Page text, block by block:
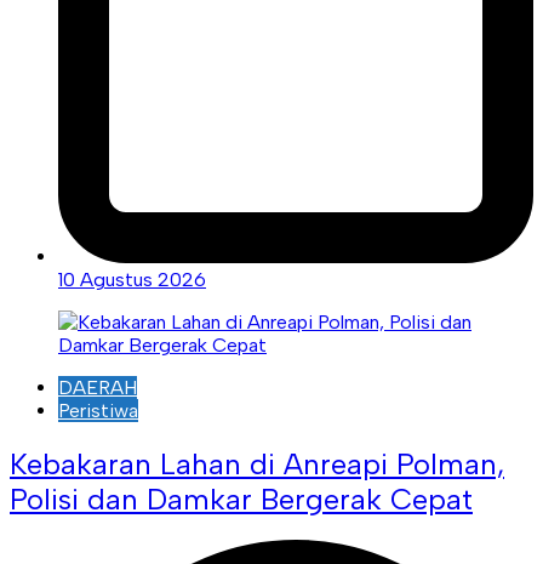
10 Agustus 2026
DAERAH
Peristiwa
Kebakaran Lahan di Anreapi Polman,
Polisi dan Damkar Bergerak Cepat